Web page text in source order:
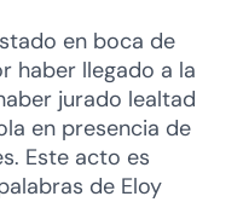
en boca de
haber llegado a la
jurado lealtad
en presencia de
Este acto es
de Eloy